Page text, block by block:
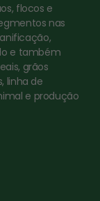
flocos e
nas
e também
grãos
linha de
e produção